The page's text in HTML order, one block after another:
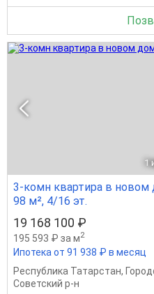
1
3-комн квартира в новом
98 м², 4/16 эт.
19 168 100 ₽
195 593 ₽ за м2
Ипотека от 91 938 ₽ в месяц
Республика Татарстан,
Советский р-н